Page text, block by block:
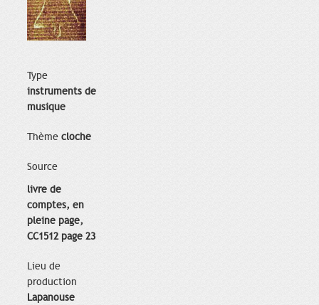
Type
instruments de
musique
Thème cloche
Source
livre de
comptes, en
pleine page,
CC1512 page 23
Lieu de
production
Lapanouse